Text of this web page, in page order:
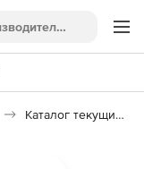
Каталог текущих цен в строительстве (КТЦ)